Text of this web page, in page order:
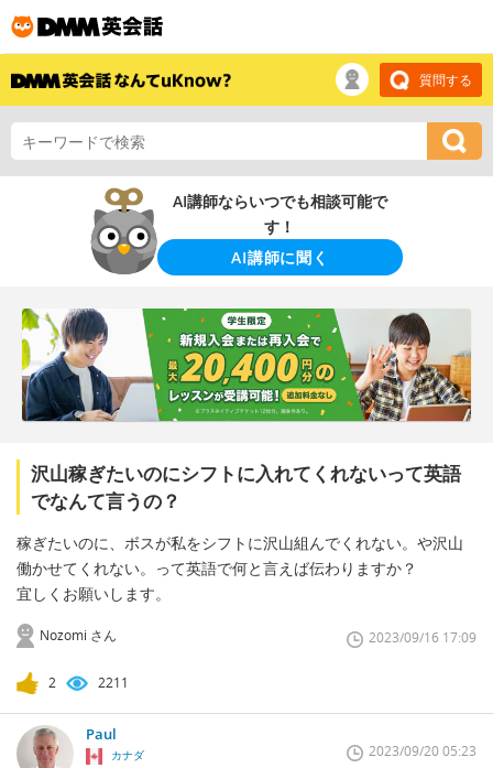
質問する
AI講師ならいつでも相談可能で
す！
AI講師に聞く
沢山稼ぎたいのにシフトに入れてくれないって英語
でなんて言うの？
稼ぎたいのに、ボスが私をシフトに沢山組んでくれない。や沢山
働かせてくれない。って英語で何と言えば伝わりますか？
宜しくお願いします。
Nozomi さん 2023/09/16 17:09
2 2211
Paul
カナダ 2023/09/20 05:23